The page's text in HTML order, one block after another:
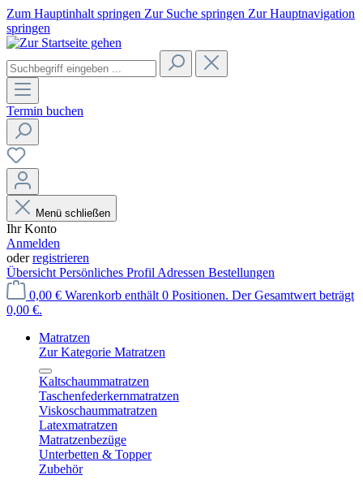
Zum Hauptinhalt springen Zur Suche springen Zur Hauptnavigation
springen
Termin buchen
Menü schließen
Ihr Konto
Anmelden
oderregistrieren
Übersicht Persönliches Profil Adressen Bestellungen
0,00 € Warenkorb enthält 0 Positionen. Der Gesamtwert beträgt
0,00 €.
Matratzen
Zur Kategorie Matratzen
Kaltschaummatratzen
Taschenfederkernmatratzen
Viskoschaummatratzen
Latexmatratzen
Matratzenbezüge
Unterbetten & Topper
Zubehör